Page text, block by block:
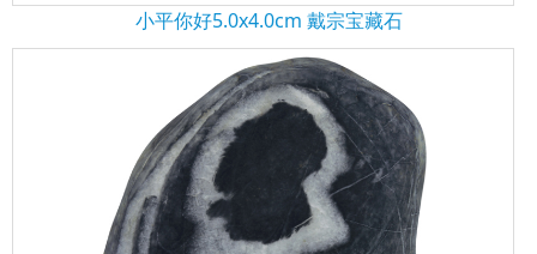
小平你好5.0x4.0cm 戴宗宝藏石